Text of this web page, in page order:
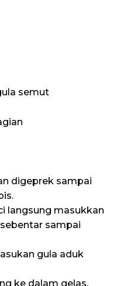
semut
digeprek sampai
langsung masukkan
sampai
gula aduk
ke dalam gelas.